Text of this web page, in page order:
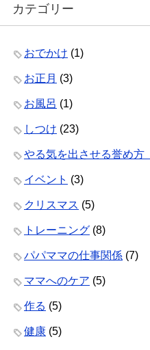
カテゴリー
おでかけ (1)
お正月 (3)
お風呂 (1)
しつけ (23)
やる気を出させる誉め方
イベント (3)
クリスマス (5)
トレーニング (8)
パパママの仕事関係 (7)
ママへのケア (5)
作る (5)
健康 (5)